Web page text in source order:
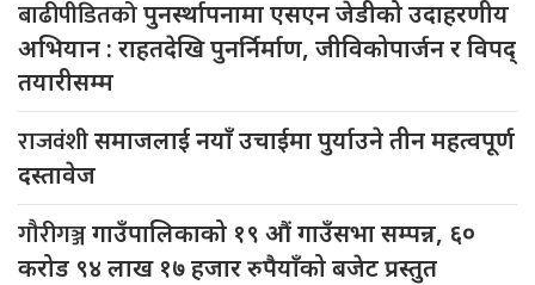
बाढीपीडितकोपुनर्स्थापनामा एसएन जेडीको उदाहरणीय
अभियान : राहतदेखि पुनर्निर्माण, जीविकोपार्जन र विपद्
तयारीसम्म
राजवंशीसमाजलाई नयाँ उचाईमा पुर्याउने तीन महत्वपूर्ण
दस्तावेज
गौरीगञ्जगाउँपालिकाको १९ औं गाउँसभा सम्पन्न, ६०
करोड ९४ लाख १७ हजार रुपैयाँको बजेट प्रस्तुत